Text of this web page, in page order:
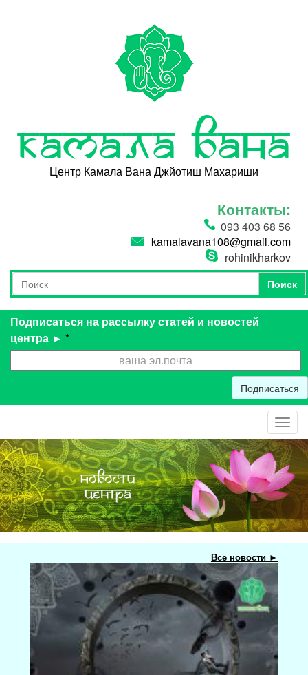
Камала Вана
Центр Камала Вана Джйотиш Махариши
Контакты:
093 403 68 56
kamalavana108@gmail.com
rohinikharkov
Форма поиска
Поиск
Поиск
Подписаться на рассылку статей и новостей
центра ► *
Подписаться
Все новости ►